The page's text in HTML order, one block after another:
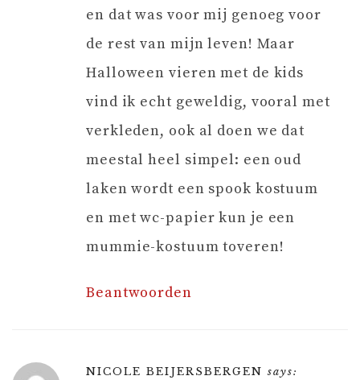
en dat was voor mij genoeg voor
de rest van mijn leven! Maar
Halloween vieren met de kids
vind ik echt geweldig, vooral met
verkleden, ook al doen we dat
meestal heel simpel: een oud
laken wordt een spook kostuum
en met wc-papier kun je een
mummie-kostuum toveren!
Beantwoorden
NICOLE BEIJERSBERGEN says: